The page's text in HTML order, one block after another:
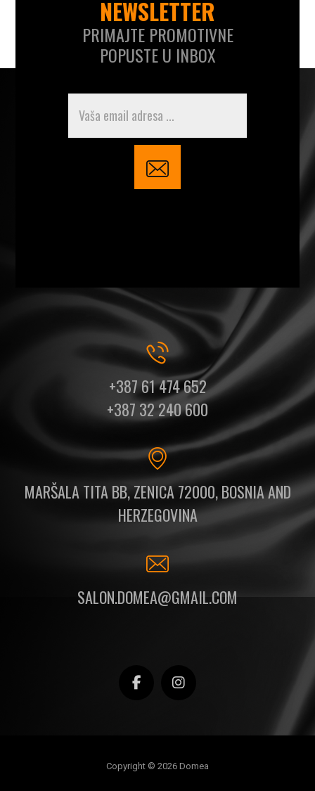
NEWSLETTER
PRIMAJTE PROMOTIVNE
POPUSTE U INBOX
+387 61 474 652
+387 32 240 600
MARŠALA TITA BB, ZENICA 72000, BOSNIA AND
HERZEGOVINA
SALON.DOMEA@GMAIL.COM
Copyright © 2026 Domea